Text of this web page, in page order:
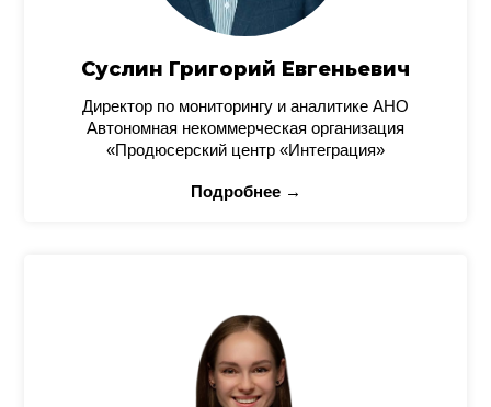
Суслин Григорий Евгеньевич
Директор по мониторингу и аналитике АНО
Автономная некоммерческая организация
«Продюсерский центр «Интеграция»
Подробнее →